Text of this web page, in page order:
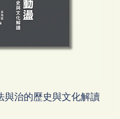
與治的歷史與文化解讀